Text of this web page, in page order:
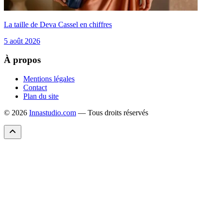
La taille de Deva Cassel en chiffres
5 août 2026
À propos
Mentions légales
Contact
Plan du site
© 2026 Innastudio.com — Tous droits réservés